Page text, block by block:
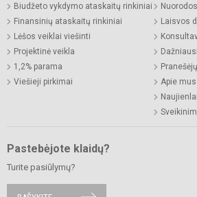
Biudžeto vykdymo ataskaitų rinkiniai
Finansinių ataskaitų rinkiniai
Lėšos veiklai viešinti
Projektinė veikla
1,2% parama
Viešieji pirkimai
Nuorodos
Laisvos
Apie
Pastebėjote klaidų?
Turite pasiūlymų?